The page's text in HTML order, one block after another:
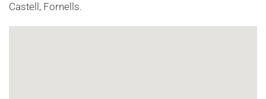
Castell, Fornells.